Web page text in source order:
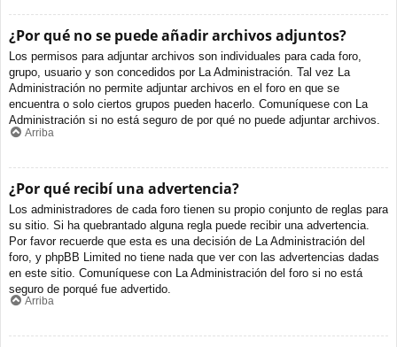
¿Por qué no se puede añadir archivos adjuntos?
Los permisos para adjuntar archivos son individuales para cada foro,
grupo, usuario y son concedidos por La Administración. Tal vez La
Administración no permite adjuntar archivos en el foro en que se
encuentra o solo ciertos grupos pueden hacerlo. Comuníquese con La
Administración si no está seguro de por qué no puede adjuntar archivos.
Arriba
¿Por qué recibí una advertencia?
Los administradores de cada foro tienen su propio conjunto de reglas para
su sitio. Si ha quebrantado alguna regla puede recibir una advertencia.
Por favor recuerde que esta es una decisión de La Administración del
foro, y phpBB Limited no tiene nada que ver con las advertencias dadas
en este sitio. Comuníquese con La Administración del foro si no está
seguro de porqué fue advertido.
Arriba